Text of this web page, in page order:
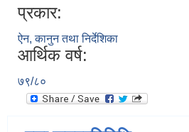
प्रकार:
ऐन, कानुन तथा निर्देशिका
आर्थिक वर्ष:
७९/८०